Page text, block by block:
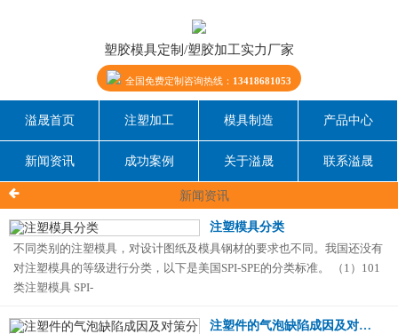
塑胶模具定制/塑胶加工实力厂家
全国免费定制咨询热线： 13418681053
溢晟首页 注塑加工 模具制造 产品中心
新闻资讯 成功案例 关于溢晟 联系溢晟
新闻资讯
注塑模具分类
不同类别的注塑模具，对设计图纸及模具钢材的要求也不同。我国还没有
对注塑模具的等级进行分类，以下是美国SPI-SPE的分类标准。 （1）101
类注塑模具 SPI-
注塑件的气泡缺陷成因及对策分析